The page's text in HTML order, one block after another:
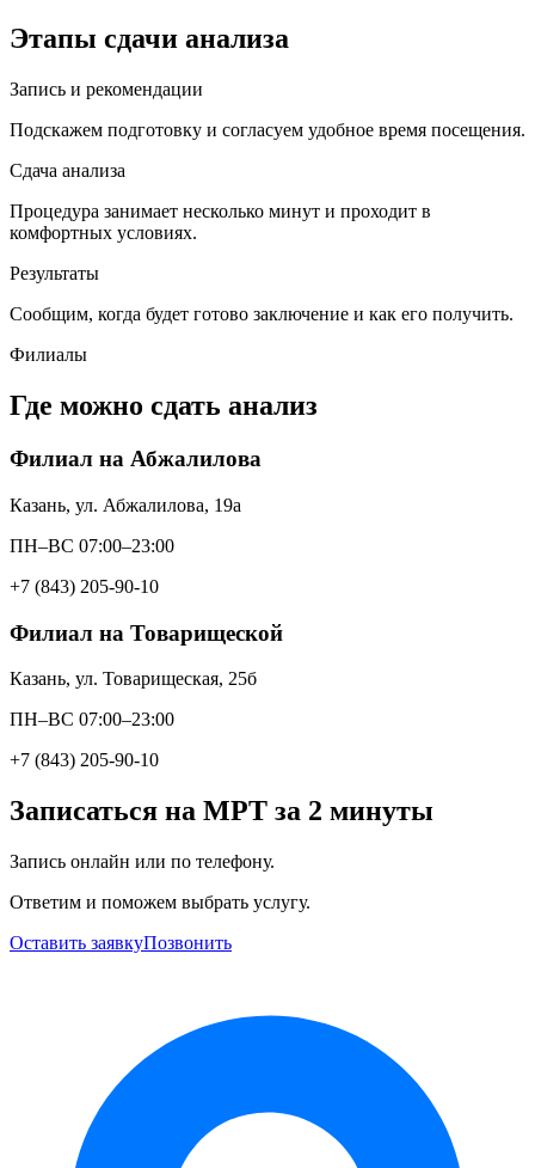
Этапы сдачи анализа
Запись и рекомендации
Подскажем подготовку и согласуем удобное время посещения.
Сдача анализа
Процедура занимает несколько минут и проходит в
комфортных условиях.
Результаты
Сообщим, когда будет готово заключение и как его получить.
Филиалы
Где можно сдать анализ
Филиал на Абжалилова
Казань, ул. Абжалилова, 19а
ПН–ВС 07:00–23:00
+7 (843) 205-90-10
Филиал на Товарищеской
Казань, ул. Товарищеская, 25б
ПН–ВС 07:00–23:00
+7 (843) 205-90-10
Записаться на МРТ за 2 минуты
Запись онлайн или по телефону.
Ответим и поможем выбрать услугу.
Оставить заявкуПозвонить